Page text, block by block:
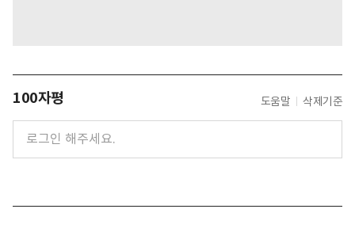
100자평 도움말 삭제기준